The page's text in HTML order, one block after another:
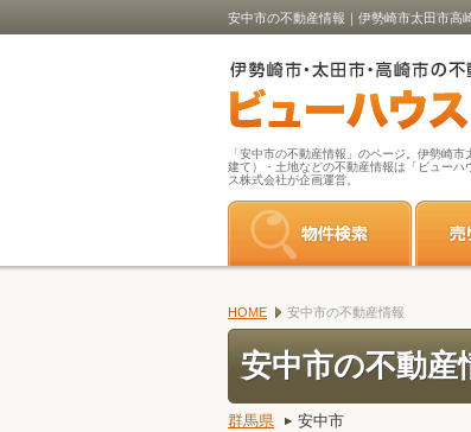
安中市の不動産情報｜伊勢崎市太田市高
「安中市の不動産情報」のページ。伊勢崎
建て）・土地などの不動産情報は「ビュー
ス株式会社が企画運営。
HOME 安中市の不動産情報
安中市の不動産
群馬県 安中市